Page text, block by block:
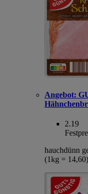
Angebot:
2.19
hauchdünn
(1kg = 14,60)